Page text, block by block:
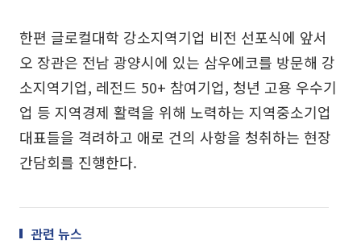
한편 글로컬대학 강소지역기업 비전 선포식에 앞서
오 장관은 전남 광양시에 있는 삼우에코를 방문해 강
소지역기업, 레전드 50+ 참여기업, 청년 고용 우수기
업 등 지역경제 활력을 위해 노력하는 지역중소기업
대표들을 격려하고 애로 건의 사항을 청취하는 현장
간담회를 진행한다.
관련 뉴스